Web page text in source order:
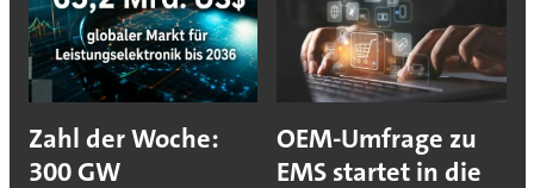
Zahl der Woche:
300 GW
OEM-Umfrage zu
EMS startet in die